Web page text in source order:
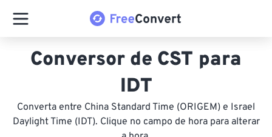
Conversor de CST para
IDT
Converta entre China Standard Time (ORIGEM) e Israel
Daylight Time (IDT). Clique no campo de hora para alterar